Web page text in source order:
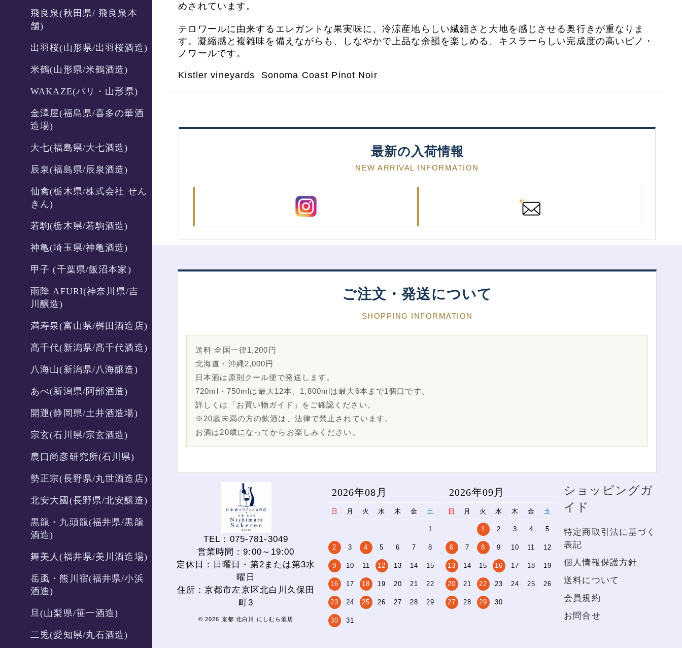
飛良泉(秋田県/ 飛良泉本
舗)
出羽桜(山形県/出羽桜酒造)
米鶴(山形県/米鶴酒造)
WAKAZE(パリ・山形県)
金澤屋(福島県/喜多の華酒
造場)
大七(福島県/大七酒造)
辰泉(福島県/辰泉酒造)
仙禽(栃木県/株式会社 せん
きん)
若駒(栃木県/若駒酒造)
神亀(埼玉県/神亀酒造)
甲子 (千葉県/飯沼本家)
雨降 AFURI(神奈川県/吉
川醸造)
満寿泉(富山県/桝田酒造店)
髙千代(新潟県/髙千代酒造)
八海山(新潟県/八海醸造)
あべ(新潟県/阿部酒造)
開運(静岡県/土井酒造場)
宗玄(石川県/宗玄酒造)
農口尚彦研究所(石川県)
勢正宗(長野県/丸世酒造店)
北安大國(長野県/北安醸造)
黒龍・九頭龍(福井県/黒龍
酒造)
舞美人(福井県/美川酒造場)
岳颪・熊川宿(福井県/小浜
酒造)
旦(山梨県/笹一酒造)
二兎(愛知県/丸石酒造)
めされています。
テロワールに由来するエレガントな果実味に、冷涼産地らしい繊細さと大地を感じさせる奥行きが重なりま
す。凝縮感と複雑味を備えながらも、しなやかで上品な余韻を楽しめる、キスラーらしい完成度の高いピノ・
ノワールです。
Kistler vineyards Sonoma Coast Pinot Noir
最新の入荷情報
NEW ARRIVAL INFORMATION
ご注文・発送について
SHOPPING INFORMATION
送料 全国一律1,200円
北海道・沖縄2,000円
日本酒は原則クール便で発送します。
720ml・750mlは最大12本、1,800mlは最大6本まで1個口です。
詳しくは「お買い物ガイド」をご確認ください。
※20歳未満の方の飲酒は、法律で禁止されています。
お酒は20歳になってからお楽しみください。
TEL：075-781-3049
営業時間：9:00～19:00
定休日：日曜日・第2または第3水
曜日
住所：京都市左京区北白川久保田
町3
© 2026 京都 北白川 にしむら酒店
2026年08月
日 月 火 水 木 金 土
1
2 3 4 5 6 7 8
9 10 11 12 13 14 15
16 17 18 19 20 21 22
23 24 25 26 27 28 29
30 31
2026年09月
日 月 火 水 木 金 土
1 2 3 4 5
6 7 8 9 10 11 12
13 14 15 16 17 18 19
20 21 22 23 24 25 26
27 28 29 30
ショッピングガ
イド
特定商取引法に基づく
表記
個人情報保護方針
送料について
会員規約
お問合せ